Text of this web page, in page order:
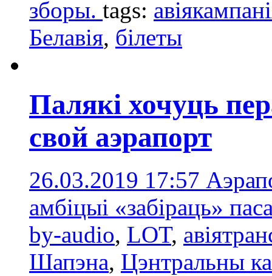
зборы. tags:
Белавія, білеты
Палякі хочуць
свой аэрапорт
26.03.2019 17:57
амбіцыі «забіраць»
by-audio, LOT,
Шапэна, Цэнтральны